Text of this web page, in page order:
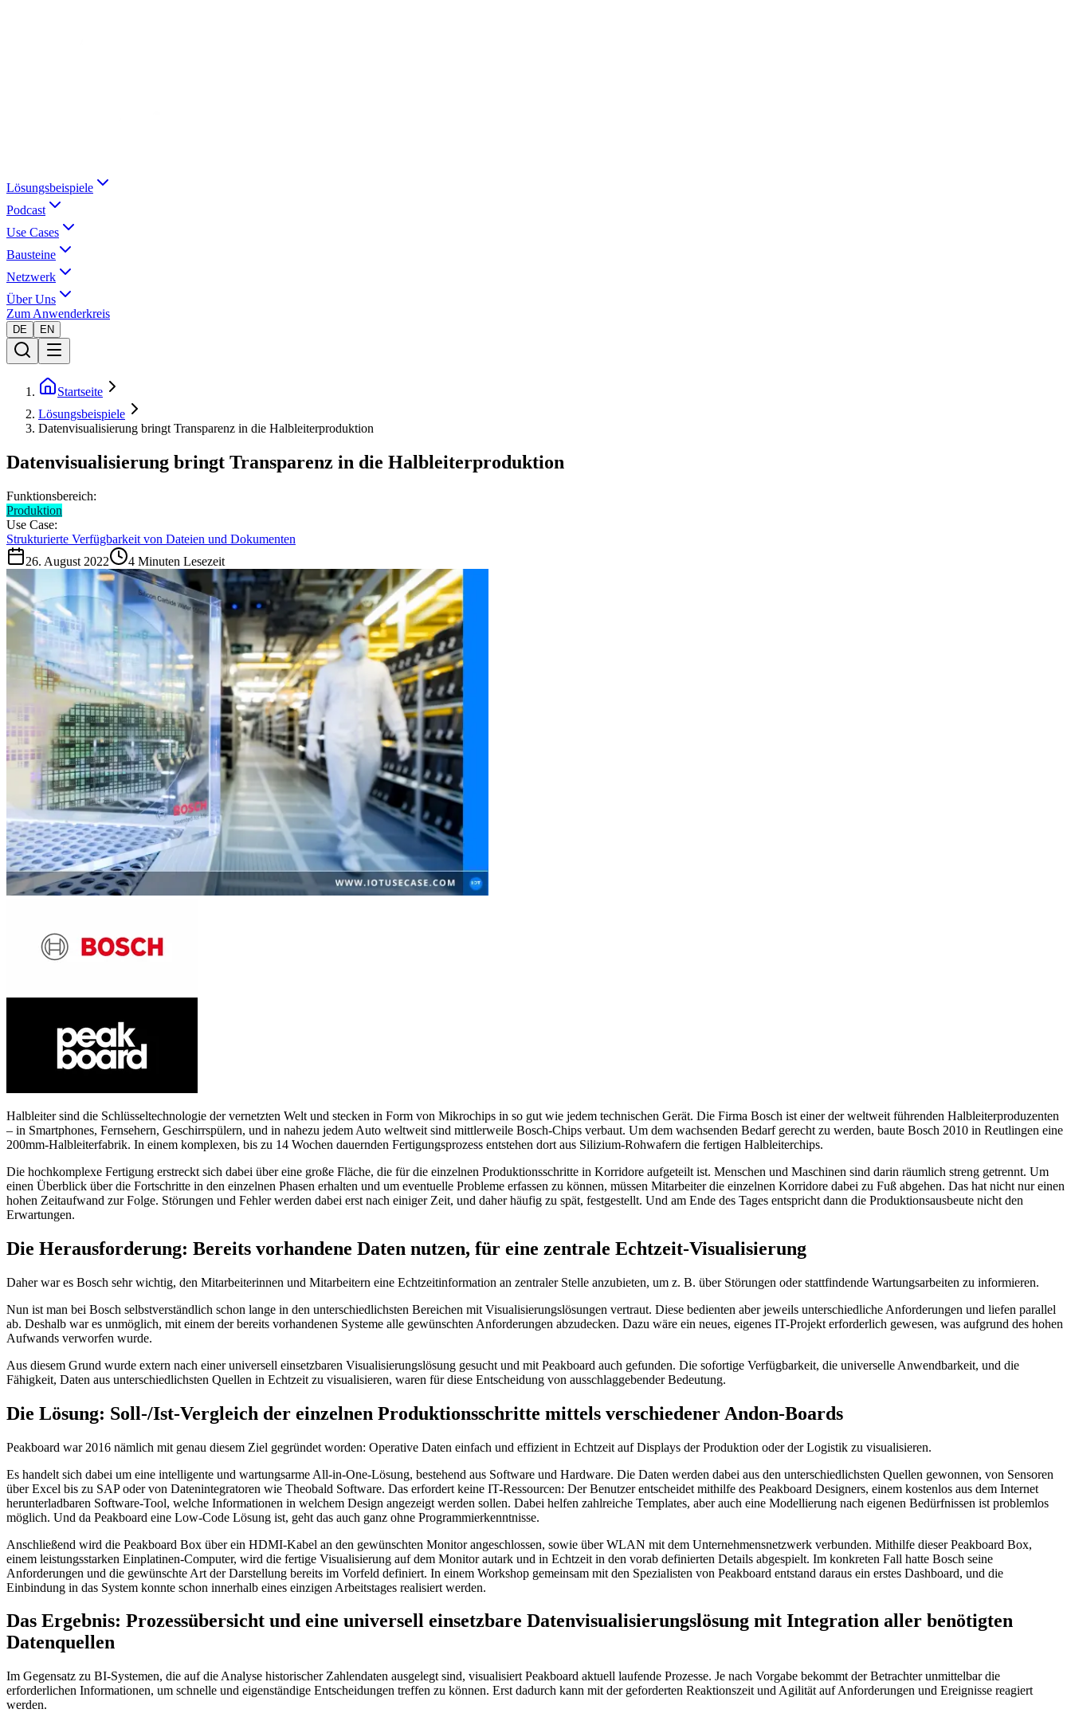
Lösungsbeispiele
Podcast
Use Cases
Bausteine
Netzwerk
Über Uns
Zum Anwenderkreis
DE EN
Startseite
Lösungsbeispiele
Datenvisualisierung bringt Transparenz in die Halbleiterproduktion
Datenvisualisierung bringt Transparenz in die Halbleiterproduktion
Funktionsbereich:
Produktion
Use Case:
Strukturierte Verfügbarkeit von Dateien und Dokumenten
26. August 2022
4 Minuten Lesezeit
Halbleiter sind die Schlüsseltechnologie der vernetzten Welt und stecken in Form von Mikrochips in so gut wie jedem technischen Gerät. Die Firma Bosch ist einer der weltweit führenden Halbleiterproduzenten
– in Smartphones, Fernsehern, Geschirrspülern, und in nahezu jedem Auto weltweit sind mittlerweile Bosch-Chips verbaut. Um dem wachsenden Bedarf gerecht zu werden, baute Bosch 2010 in Reutlingen eine
200mm-Halbleiterfabrik. In einem komplexen, bis zu 14 Wochen dauernden Fertigungsprozess entstehen dort aus Silizium-Rohwafern die fertigen Halbleiterchips.
Die hochkomplexe Fertigung erstreckt sich dabei über eine große Fläche, die für die einzelnen Produktionsschritte in Korridore aufgeteilt ist. Menschen und Maschinen sind darin räumlich streng getrennt. Um
einen Überblick über die Fortschritte in den einzelnen Phasen erhalten und um eventuelle Probleme erfassen zu können, müssen Mitarbeiter die einzelnen Korridore dabei zu Fuß abgehen. Das hat nicht nur einen
hohen Zeitaufwand zur Folge. Störungen und Fehler werden dabei erst nach einiger Zeit, und daher häufig zu spät, festgestellt. Und am Ende des Tages entspricht dann die Produktionsausbeute nicht den
Erwartungen.
Die Herausforderung: Bereits vorhandene Daten nutzen, für eine zentrale Echtzeit-Visualisierung
Daher war es Bosch sehr wichtig, den Mitarbeiterinnen und Mitarbeitern eine Echtzeitinformation an zentraler Stelle anzubieten, um z. B. über Störungen oder stattfindende Wartungsarbeiten zu informieren.
Nun ist man bei Bosch selbstverständlich schon lange in den unterschiedlichsten Bereichen mit Visualisierungslösungen vertraut. Diese bedienten aber jeweils unterschiedliche Anforderungen und liefen parallel
ab. Deshalb war es unmöglich, mit einem der bereits vorhandenen Systeme alle gewünschten Anforderungen abzudecken. Dazu wäre ein neues, eigenes IT-Projekt erforderlich gewesen, was aufgrund des hohen
Aufwands verworfen wurde.
Aus diesem Grund wurde extern nach einer universell einsetzbaren Visualisierungslösung gesucht und mit Peakboard auch gefunden. Die sofortige Verfügbarkeit, die universelle Anwendbarkeit, und die
Fähigkeit, Daten aus unterschiedlichsten Quellen in Echtzeit zu visualisieren, waren für diese Entscheidung von ausschlaggebender Bedeutung.
Die Lösung: Soll-/Ist-Vergleich der einzelnen Produktionsschritte mittels verschiedener Andon-Boards
Peakboard war 2016 nämlich mit genau diesem Ziel gegründet worden: Operative Daten einfach und effizient in Echtzeit auf Displays der Produktion oder der Logistik zu visualisieren.
Es handelt sich dabei um eine intelligente und wartungsarme All-in-One-Lösung, bestehend aus Software und Hardware. Die Daten werden dabei aus den unterschiedlichsten Quellen gewonnen, von Sensoren
über Excel bis zu SAP oder von Datenintegratoren wie Theobald Software. Das erfordert keine IT-Ressourcen: Der Benutzer entscheidet mithilfe des Peakboard Designers, einem kostenlos aus dem Internet
herunterladbaren Software-Tool, welche Informationen in welchem Design angezeigt werden sollen. Dabei helfen zahlreiche Templates, aber auch eine Modellierung nach eigenen Bedürfnissen ist problemlos
möglich. Und da Peakboard eine Low-Code Lösung ist, geht das auch ganz ohne Programmierkenntnisse.
Anschließend wird die Peakboard Box über ein HDMI-Kabel an den gewünschten Monitor angeschlossen, sowie über WLAN mit dem Unternehmensnetzwerk verbunden. Mithilfe dieser Peakboard Box,
einem leistungsstarken Einplatinen-Computer, wird die fertige Visualisierung auf dem Monitor autark und in Echtzeit in den vorab definierten Details abgespielt. Im konkreten Fall hatte Bosch seine
Anforderungen und die gewünschte Art der Darstellung bereits im Vorfeld definiert. In einem Workshop gemeinsam mit den Spezialisten von Peakboard entstand daraus ein erstes Dashboard, und die
Einbindung in das System konnte schon innerhalb eines einzigen Arbeitstages realisiert werden.
Das Ergebnis: Prozessübersicht und eine universell einsetzbare Datenvisualisierungslösung mit Integration aller benötigten
Datenquellen
Im Gegensatz zu BI-Systemen, die auf die Analyse historischer Zahlendaten ausgelegt sind, visualisiert Peakboard aktuell laufende Prozesse. Je nach Vorgabe bekommt der Betrachter unmittelbar die
erforderlichen Informationen, um schnelle und eigenständige Entscheidungen treffen zu können. Erst dadurch kann mit der geforderten Reaktionszeit und Agilität auf Anforderungen und Ereignisse reagiert
werden.